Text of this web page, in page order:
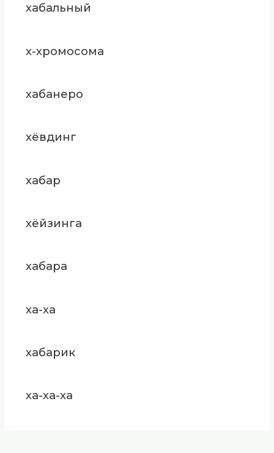
хабальный
х-хромосома
хабанеро
хёвдинг
хабар
хёйзинга
хабара
ха-ха
хабарик
ха-ха-ха